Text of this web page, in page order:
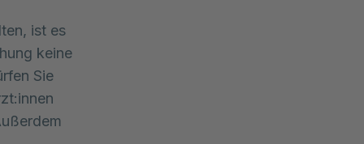
ist es
keine
Sie